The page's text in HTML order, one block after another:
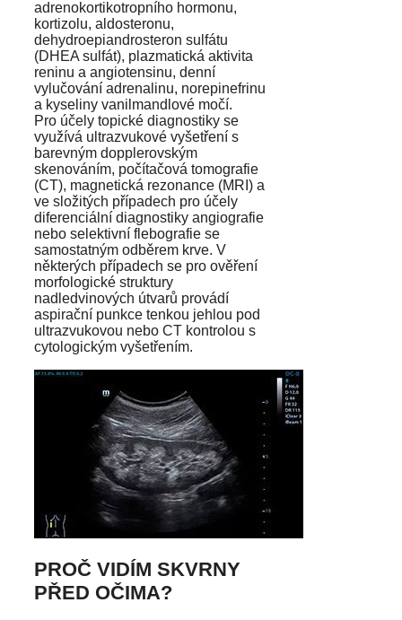
adrenokortikotropního hormonu,
kortizolu, aldosteronu,
dehydroepiandrosteron sulfátu
(DHEA sulfát), plazmatická aktivita
reninu a angiotensinu, denní
vylučování adrenalinu, norepinefrinu
a kyseliny vanilmandlové močí.
Pro účely topické diagnostiky se
využívá ultrazvukové vyšetření s
barevným dopplerovským
skenováním, počítačová tomografie
(CT), magnetická rezonance (MRI) a
ve složitých případech pro účely
diferenciální diagnostiky angiografie
nebo selektivní flebografie se
samostatným odběrem krve. V
některých případech se pro ověření
morfologické struktury
nadledvinových útvarů provádí
aspirační punkce tenkou jehlou pod
ultrazvukovou nebo CT kontrolou s
cytologickým vyšetřením.
PROČ VIDÍM SKVRNY
PŘED OČIMA?